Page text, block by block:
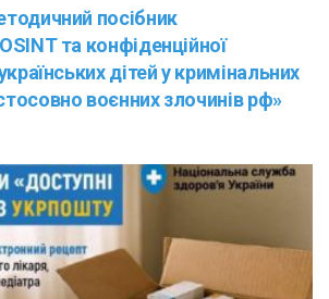
посібник
та конфіденційної
дітей у кримінальних
воєнних злочинів рф»